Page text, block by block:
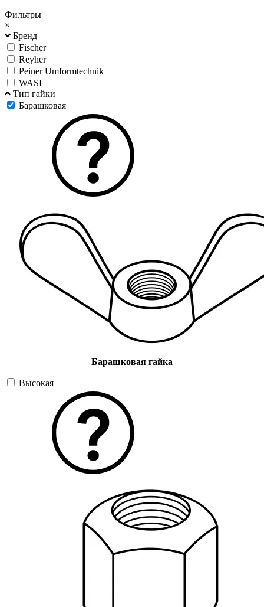
Фильтры
×
Бренд
Fischer
Reyher
Peiner Umformtechnik
WASI
Тип гайки
Барашковая
Барашковая гайка
Высокая